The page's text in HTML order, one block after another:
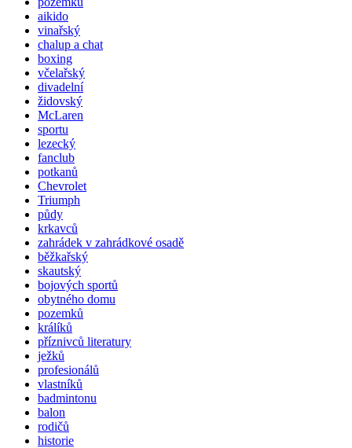
aikido
vinařský
chalup a chat
boxing
včelařský
divadelní
židovský
McLaren
sportu
lezecký
fanclub
potkanů
Chevrolet
Triumph
půdy
krkavců
zahrádek v zahrádkové osadě
běžkařský
skautský
bojových sportů
obytného domu
pozemků
králíků
příznivců literatury
ježků
profesionálů
vlastníků
badmintonu
balon
rodičů
historie